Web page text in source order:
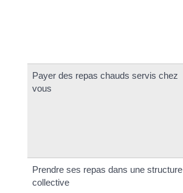
Payer des repas chauds servis chez
vous
Prendre ses repas dans une structure
collective